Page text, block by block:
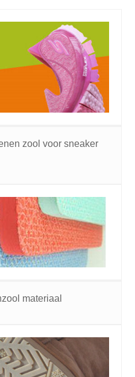
zool voor sneaker
materiaal